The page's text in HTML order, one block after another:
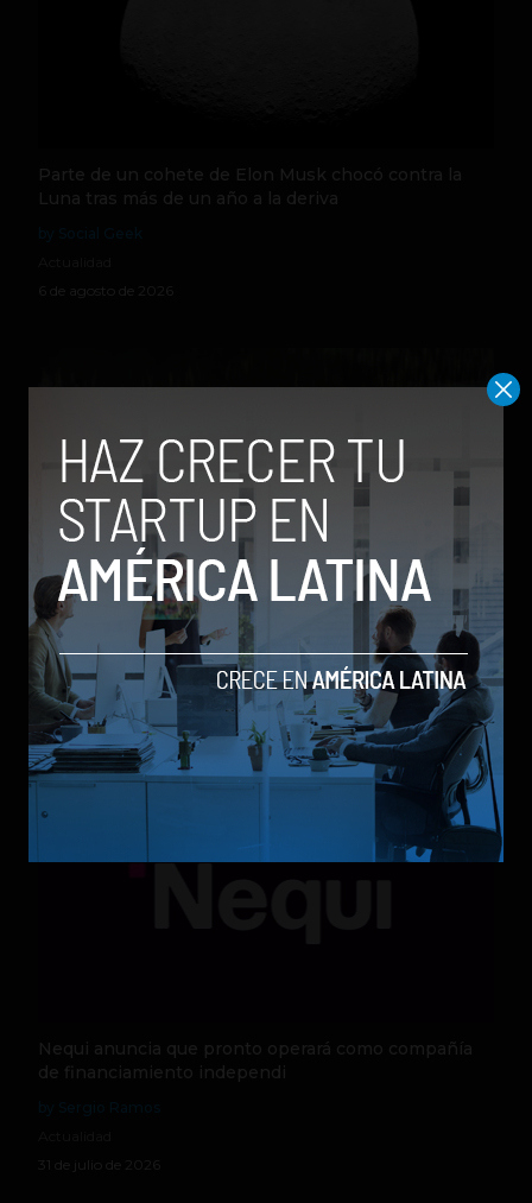
Parte de un cohete de Elon Musk chocó contra la
Luna tras más de un año a la deriva
6 de agosto de 2026
Qwen 3.8-Max, la nueva IA de Alibaba que desafía a
los modelos más poderosos
by Sergio Ramos
Actualidad
5 de agosto de 2026
Nequi anuncia que pronto operará como compañía
de financiamiento independi
31 de julio de 2026